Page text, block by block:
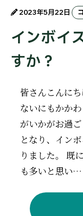
2023年5月22日
インボイ
すか？
皆さんこんに
ないにもかか
がいかがお過
となり、イン
りました。 既
も多いと思い…